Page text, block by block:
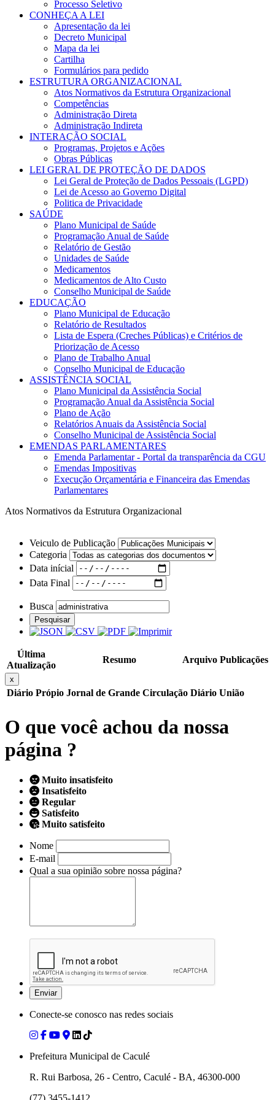
Processo Seletivo
CONHEÇA A LEI
Apresentação da lei
Decreto Municipal
Mapa da lei
Cartilha
Formulários para pedido
ESTRUTURA ORGANIZACIONAL
Atos Normativos da Estrutura Organizacional
Competências
Administração Direta
Administração Indireta
INTERAÇÃO SOCIAL
Programas, Projetos e Ações
Obras Públicas
LEI GERAL DE PROTEÇÃO DE DADOS
Lei Geral de Proteção de Dados Pessoais (LGPD)
Lei de Acesso ao Governo Digital
Politica de Privacidade
SAÚDE
Plano Municipal de Saúde
Programação Anual de Saúde
Relatório de Gestão
Unidades de Saúde
Medicamentos
Medicamentos de Alto Custo
Conselho Municipal de Saúde
EDUCAÇÃO
Plano Municipal de Educação
Relatório de Resultados
Lista de Espera (Creches Públicas) e Critérios de
Priorização de Acesso
Plano de Trabalho Anual
Conselho Municipal de Educação
ASSISTÊNCIA SOCIAL
Plano Municipal da Assistência Social
Programação Anual da Assistência Social
Plano de Ação
Relatórios Anuais da Assistência Social
Conselho Municipal de Assistência Social
EMENDAS PARLAMENTARES
Emenda Parlamentar - Portal da transparência da CGU
Emendas Impositivas
Execução Orçamentária e Financeira das Emendas
Parlamentares
Atos Normativos da Estrutura Organizacional
Veiculo de Publicação
Categoria
Data inícial
Data Final
Busca
Pesquisar
Última
Atualização
Resumo Arquivo Publicações
x
Diário Própio Jornal de Grande Circulação Diário União
O que você achou da nossa
página ?
Muito insatisfeito
Insatisfeito
Regular
Satisfeito
Muito satisfeito
Nome
E-mail
Qual a sua opinião sobre nossa página?
Conecte-se conosco nas redes sociais
Prefeitura Municipal de Caculé
R. Rui Barbosa, 26 - Centro, Caculé - BA, 46300-000
(77) 3455-1412